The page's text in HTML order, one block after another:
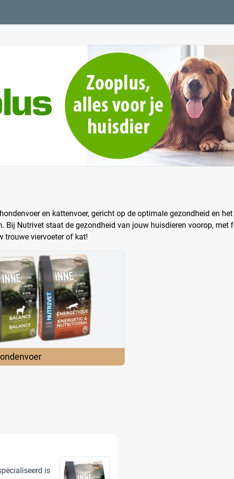
en kattenvoer, gericht op de optimale gezondheid en
Bij Nutrivet staat de gezondheid van jouw huisdieren voorop,
trouwe viervoeter of kat!
is